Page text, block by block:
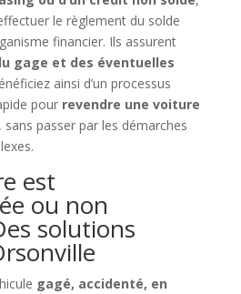
le règlement du solde
financier. Ils assurent
gage et des éventuelles
ainsi d’un processus
pour revendre une voiture
, sans passer par les démarches
est
ou non
solutions
gagé, accidenté, en